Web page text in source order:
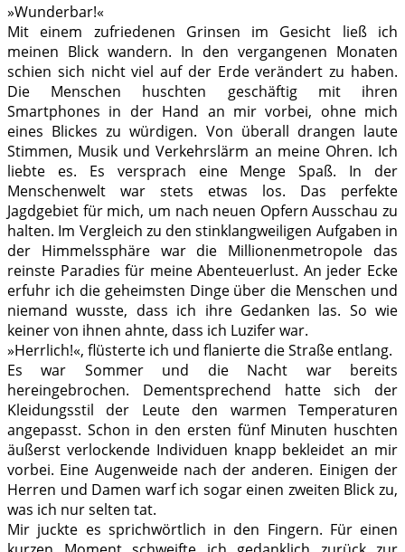
»Wunderbar!«
Mit einem zufriedenen Grinsen im Gesicht ließ ich
meinen Blick wandern. In den vergangenen Monaten
schien sich nicht viel auf der Erde verändert zu haben.
Die Menschen huschten geschäftig mit ihren
Smartphones in der Hand an mir vorbei, ohne mich
eines Blickes zu würdigen. Von überall drangen laute
Stimmen, Musik und Verkehrslärm an meine Ohren. Ich
liebte es. Es versprach eine Menge Spaß. In der
Menschenwelt war stets etwas los. Das perfekte
Jagdgebiet für mich, um nach neuen Opfern Ausschau zu
halten. Im Vergleich zu den stinklangweiligen Aufgaben in
der Himmelssphäre war die Millionenmetropole das
reinste Paradies für meine Abenteuerlust. An jeder Ecke
erfuhr ich die geheimsten Dinge über die Menschen und
niemand wusste, dass ich ihre Gedanken las. So wie
keiner von ihnen ahnte, dass ich Luzifer war.
»Herrlich!«, flüsterte ich und flanierte die Straße entlang.
Es war Sommer und die Nacht war bereits
hereingebrochen. Dementsprechend hatte sich der
Kleidungsstil der Leute den warmen Temperaturen
angepasst. Schon in den ersten fünf Minuten huschten
äußerst verlockende Individuen knapp bekleidet an mir
vorbei. Eine Augenweide nach der anderen. Einigen der
Herren und Damen warf ich sogar einen zweiten Blick zu,
was ich nur selten tat.
Mir juckte es sprichwörtlich in den Fingern. Für einen